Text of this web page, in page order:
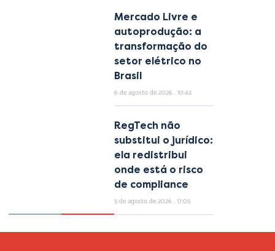
Mercado Livre e
autoprodução: a
transformação do
setor elétrico no
Brasil
6 de agosto de 2026 10:42
RegTech não
substitui o jurídico:
ela redistribui
onde está o risco
de compliance
5 de agosto de 2026 17:05